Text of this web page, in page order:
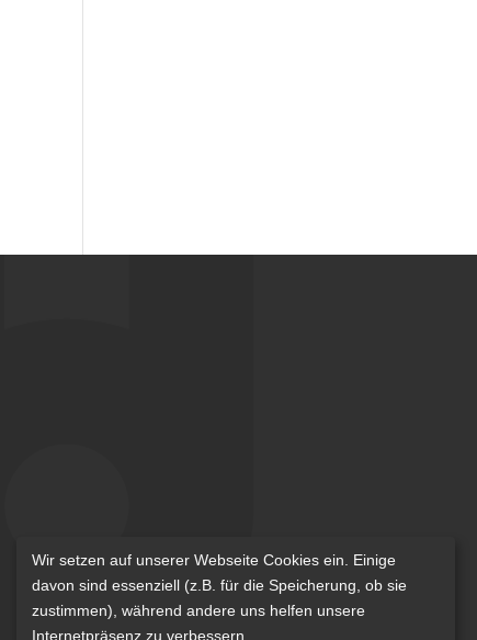
Wir setzen auf unserer Webseite Cookies ein. Einige
davon sind essenziell (z.B. für die Speicherung, ob sie
zustimmen), während andere uns helfen unsere
Internetpräsenz zu verbessern.